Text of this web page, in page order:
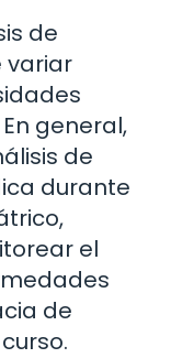
de
variar
general,
de
durante
el
de